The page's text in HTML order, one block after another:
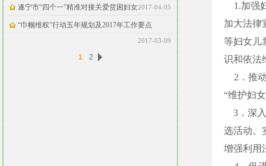
遂宁市“四个一”精准对接关爱贫困妇女2017-04-05
“巾帼维权”行动五年规划及2017年工作要点
2017-03-09
1 2
1.加强
加大法律
等妇女儿
识和依法
2．推
“维护妇
3．深
选活动。
增强利用